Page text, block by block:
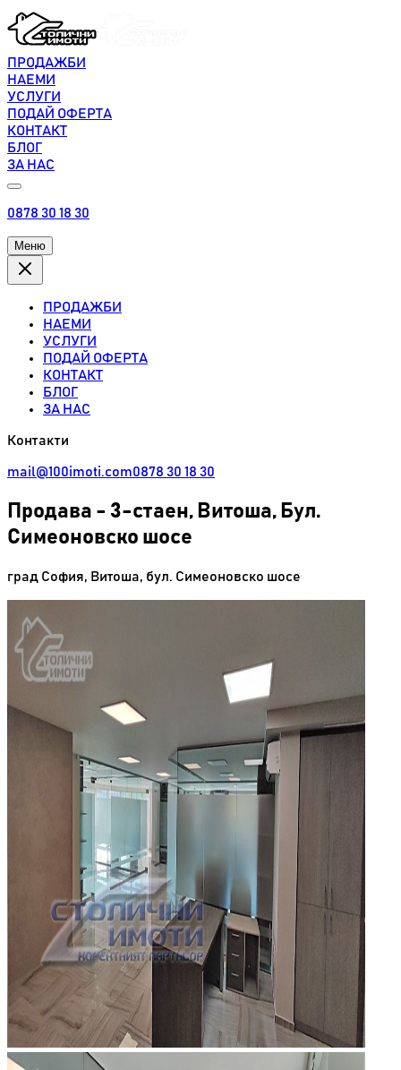
ПРОДАЖБИ
НАЕМИ
УСЛУГИ
ПОДАЙ ОФЕРТА
КОНТАКТ
БЛОГ
ЗА НАС
0878 30 18 30
Меню
ПРОДАЖБИ
НАЕМИ
УСЛУГИ
ПОДАЙ ОФЕРТА
КОНТАКТ
БЛОГ
ЗА НАС
Контакти
mail@100imoti.com0878 30 18 30
Продава - 3-стаен, Витоша, Бул.
Симеоновско шосе
град София, Витоша, бул. Симеоновско шосе